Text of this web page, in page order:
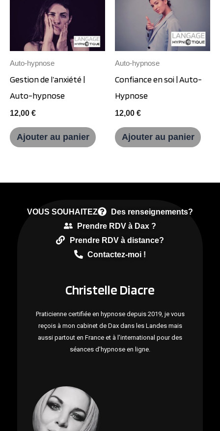
Auto-hypnose
Gestion de l’anxiété |
Auto-hypnose
12,00 €
Ajouter au panier
Auto-hypnose
Confiance en soi | Auto-
Hypnose
12,00 €
Ajouter au panier
VOUS SOUHAITEZ
Des renseignements?
Prendre RDV à Dax ?
Prendre RDV à distance?
Contactez-moi !
Christelle Diacre
Praticienne certifiée en hypnose depuis 2019, je vous
reçois à mon cabinet de Dax dans les Landes mais
aussi partout en France et à l’international pour des
séances d’hypnose en ligne.